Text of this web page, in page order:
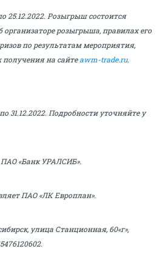
25.12.2022. Розыгрыш состоится
розыгрыша, правилах его
по результатам мероприятия,
получения на сайтеawm-trade.ru.
31.12.2022. Подробности уточняйте у
ПАО «Банк УРАЛСИБ».
ПАО «ЛК Европлан».
улица Станционная, 60«г»,